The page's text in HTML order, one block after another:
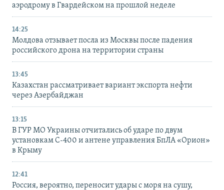
аэродрому в Гвардейском на прошлой неделе
14:25
Молдова отзывает посла из Москвы после падения
российского дрона на территории страны
13:45
Казахстан рассматривает вариант экспорта нефти
через Азербайджан
13:15
В ГУР МО Украины отчитались об ударе по двум
установкам С-400 и антене управления БпЛА «Орион»
в Крыму
12:41
Россия, вероятно, переносит удары с моря на сушу,